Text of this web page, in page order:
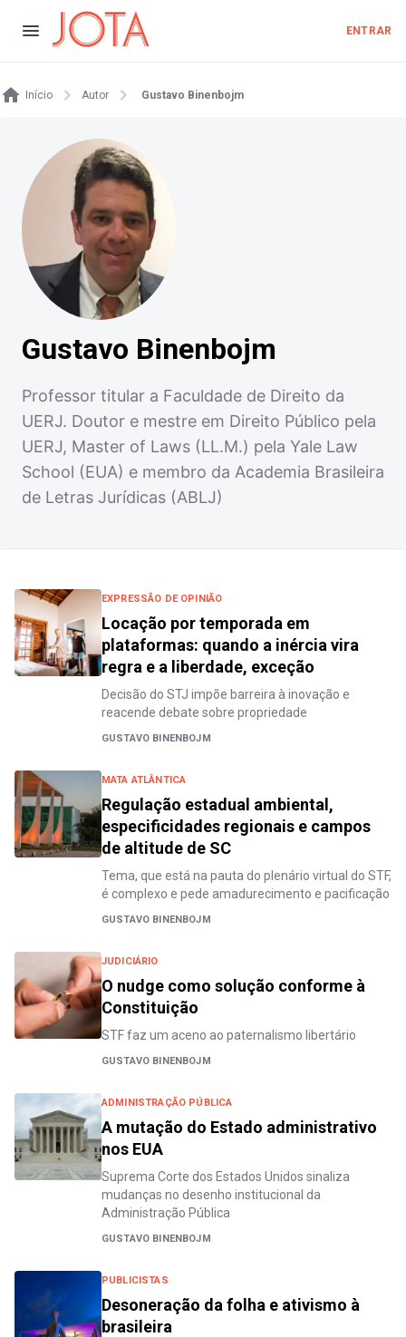
ENTRAR
Início Autor Gustavo Binenbojm
Gustavo Binenbojm
Professor titular a Faculdade de Direito da
UERJ. Doutor e mestre em Direito Público pela
UERJ, Master of Laws (LL.M.) pela Yale Law
School (EUA) e membro da Academia Brasileira
de Letras Jurídicas (ABLJ)
EXPRESSÃO DE OPINIÃO
Locação por temporada em
plataformas: quando a inércia vira
regra e a liberdade, exceção
Decisão do STJ impõe barreira à inovação e
reacende debate sobre propriedade
GUSTAVO BINENBOJM
MATA ATLÂNTICA
Regulação estadual ambiental,
especificidades regionais e campos
de altitude de SC
Tema, que está na pauta do plenário virtual do STF,
é complexo e pede amadurecimento e pacificação
GUSTAVO BINENBOJM
JUDICIÁRIO
O nudge como solução conforme à
Constituição
STF faz um aceno ao paternalismo libertário
GUSTAVO BINENBOJM
ADMINISTRAÇÃO PÚBLICA
A mutação do Estado administrativo
nos EUA
Suprema Corte dos Estados Unidos sinaliza
mudanças no desenho institucional da
Administração Pública
GUSTAVO BINENBOJM
PUBLICISTAS
Desoneração da folha e ativismo à
brasileira